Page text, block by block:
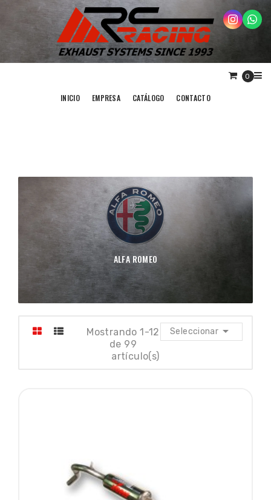
0
INICIO EMPRESA CATÁLOGO CONTACTO
ALFA ROMEO
Seleccionar 
Mostrando 1-12
de 99
artículo(s)